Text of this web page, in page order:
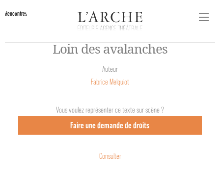
Rencontres
Loin des avalanches
Auteur
Fabrice Melquiot
Vous voulez représenter ce texte sur scène ?
Faire une demande de droits
Consulter